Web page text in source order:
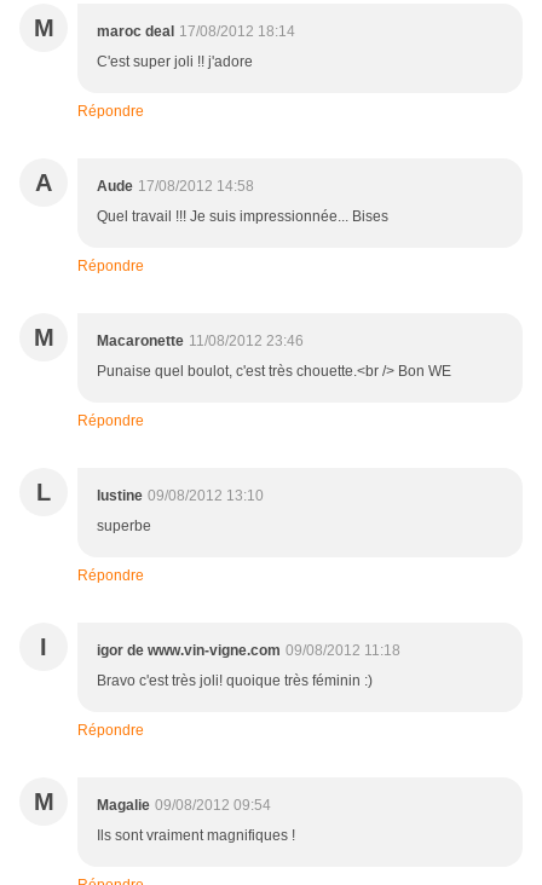
M maroc deal 17/08/2012 18:14
C'est super joli !! j'adore
Répondre
A Aude 17/08/2012 14:58
Quel travail !!! Je suis impressionnée... Bises
Répondre
M Macaronette 11/08/2012 23:46
Punaise quel boulot, c'est très chouette.<br /> Bon WE
Répondre
L lustine 09/08/2012 13:10
superbe
Répondre
I igor de www.vin-vigne.com 09/08/2012 11:18
Bravo c'est très joli! quoique très féminin :)
Répondre
M Magalie 09/08/2012 09:54
Ils sont vraiment magnifiques !